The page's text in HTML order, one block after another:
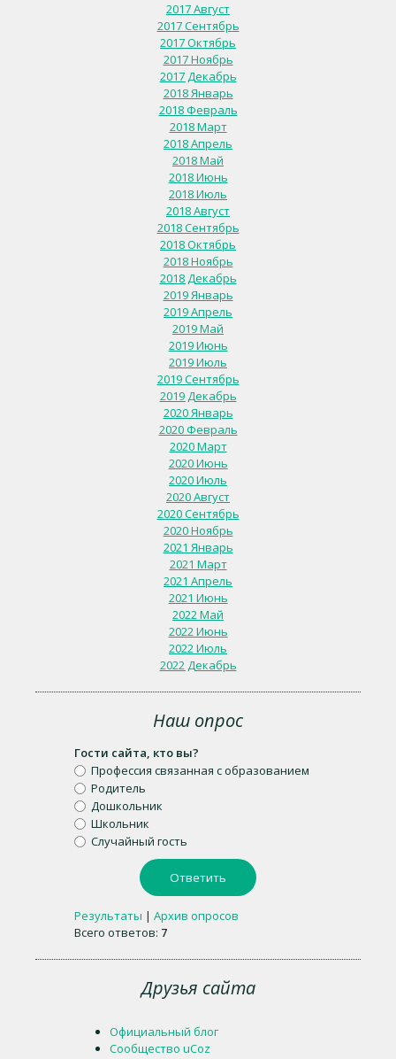
2017 Август
2017 Сентябрь
2017 Октябрь
2017 Ноябрь
2017 Декабрь
2018 Январь
2018 Февраль
2018 Март
2018 Апрель
2018 Май
2018 Июнь
2018 Июль
2018 Август
2018 Сентябрь
2018 Октябрь
2018 Ноябрь
2018 Декабрь
2019 Январь
2019 Апрель
2019 Май
2019 Июнь
2019 Июль
2019 Сентябрь
2019 Декабрь
2020 Январь
2020 Февраль
2020 Март
2020 Июнь
2020 Июль
2020 Август
2020 Сентябрь
2020 Ноябрь
2021 Январь
2021 Март
2021 Апрель
2021 Июнь
2022 Май
2022 Июнь
2022 Июль
2022 Декабрь
Наш опрос
Гости сайта, кто вы?
Профессия связанная с образованием
Родитель
Дошкольник
Школьник
Случайный гость
Результаты | Архив опросов
Всего ответов: 7
Друзья сайта
Официальный блог
Сообщество uCoz